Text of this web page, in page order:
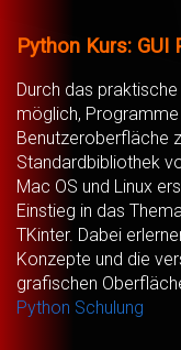
Python Kurs:
Durch das
möglich,
Benutzeroberfläche
Standardbibliothek
Mac OS und Linux
Einstieg in das
TKinter. Dabei
Konzepte und die
grafischen
Python Schulung